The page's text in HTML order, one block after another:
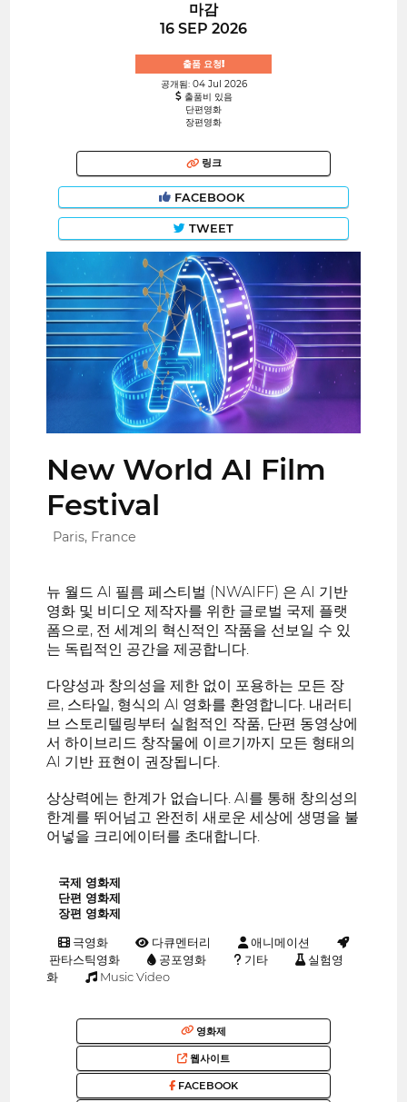
마감
16 SEP 2026
출품 요청!
공개됨: 04 Jul 2026
출품비 있음
단편영화
장편영화
링크
FACEBOOK
TWEET
New World AI Film
Festival
Paris, France
뉴 월드 AI 필름 페스티벌 (NWAIFF) 은 AI 기반
영화 및 비디오 제작자를 위한 글로벌 국제 플랫
폼으로, 전 세계의 혁신적인 작품을 선보일 수 있
는 독립적인 공간을 제공합니다.
다양성과 창의성을 제한 없이 포용하는 모든 장
르, 스타일, 형식의 AI 영화를 환영합니다. 내러티
브 스토리텔링부터 실험적인 작품, 단편 동영상에
서 하이브리드 창작물에 이르기까지 모든 형태의
AI 기반 표현이 권장됩니다.
상상력에는 한계가 없습니다. AI를 통해 창의성의
한계를 뛰어넘고 완전히 새로운 세상에 생명을 불
어넣을 크리에이터를 초대합니다.
국제 영화제
단편 영화제
장편 영화제
극영화 다큐멘터리
애니메이션
판타스틱영화
공포영화 기타
실험영
화
Music Video
영화제
웹사이트
FACEBOOK